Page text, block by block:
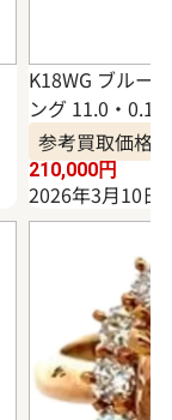
K18WG ブルー
ング 11.0・
参考買取価格
210,000円
2026年3月10日